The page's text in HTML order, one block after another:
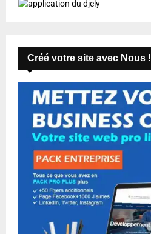
Créé votre site avec Nous !